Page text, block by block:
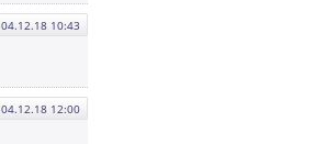
04.12.18 10:43
04.12.18 12:00